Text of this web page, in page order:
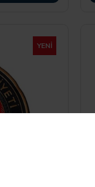
YENI